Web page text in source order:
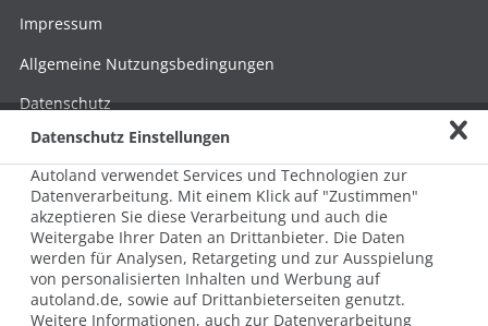
© 2026 AUTOLAND 24 SE & Co. Betriebs KG
Werner-von-Siemens-Str. 2, 06796 Brehna, Deutschland
Impressum
Allgemeine Nutzungsbedingungen
Datenschutz
Hinweisgebersystem nach HinSchG
Beschwerde nach LkSG
Grundsatzerklärung zum LkSG
Datenschutz Einstellungen
Autoland verwendet Services und Technologien zur
Datenverarbeitung. Mit einem Klick auf "Zustimmen"
akzeptieren Sie diese Verarbeitung und auch die
Weitergabe Ihrer Daten an Drittanbieter. Die Daten
werden für Analysen, Retargeting und zur Ausspielung
von personalisierten Inhalten und Werbung auf
autoland.de, sowie auf Drittanbieterseiten genutzt.
Weitere Informationen, auch zur Datenverarbeitung